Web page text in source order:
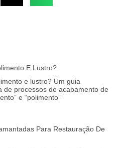
E Lustro?
e lustro? Um guia
de processos de acabamento de
e “polimento”
Para Restauração De